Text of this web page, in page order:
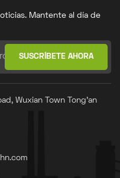
Mantente al día de
Wuxian Town Tong'an